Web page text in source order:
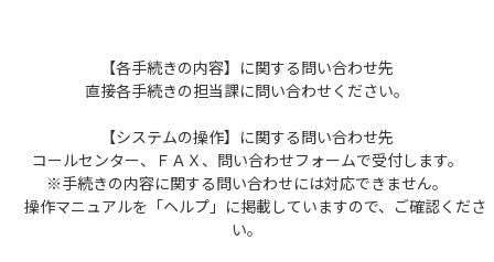
【各手続きの内容】に関する問い合わせ先
直接各手続きの担当課に問い合わせください。
【システムの操作】に関する問い合わせ先
コールセンター、ＦＡＸ、問い合わせフォームで受付します。
※手続きの内容に関する問い合わせには対応できません。
操作マニュアルを「ヘルプ」に掲載していますので、ご確認くださ
い。